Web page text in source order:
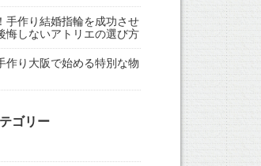
手作り結婚指輪を成功させ
悔しないアトリエの選び方
作り大阪で始める特別な物
ゴリー